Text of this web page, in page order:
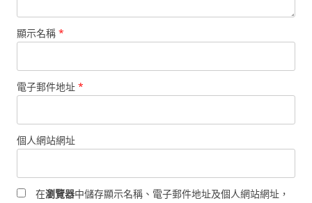
顯示名稱 *
電子郵件地址 *
個人網站網址
在瀏覽器中儲存顯示名稱、電子郵件地址及個人網站網址，